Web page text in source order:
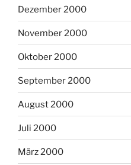
Dezember 2000
November 2000
Oktober 2000
September 2000
August 2000
Juli 2000
März 2000